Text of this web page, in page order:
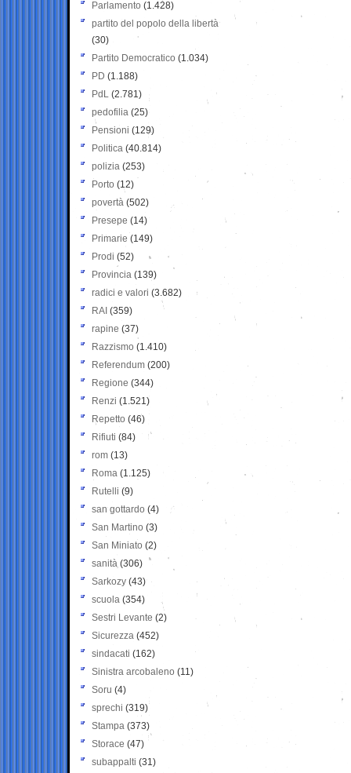
Parlamento (1.428)
partito del popolo della libertà
(30)
Partito Democratico (1.034)
PD (1.188)
PdL (2.781)
pedofilia (25)
Pensioni (129)
Politica (40.814)
polizia (253)
Porto (12)
povertà (502)
Presepe (14)
Primarie (149)
Prodi (52)
Provincia (139)
radici e valori (3.682)
RAI (359)
rapine (37)
Razzismo (1.410)
Referendum (200)
Regione (344)
Renzi (1.521)
Repetto (46)
Rifiuti (84)
rom (13)
Roma (1.125)
Rutelli (9)
san gottardo (4)
San Martino (3)
San Miniato (2)
sanità (306)
Sarkozy (43)
scuola (354)
Sestri Levante (2)
Sicurezza (452)
sindacati (162)
Sinistra arcobaleno (11)
Soru (4)
sprechi (319)
Stampa (373)
Storace (47)
subappalti (31)